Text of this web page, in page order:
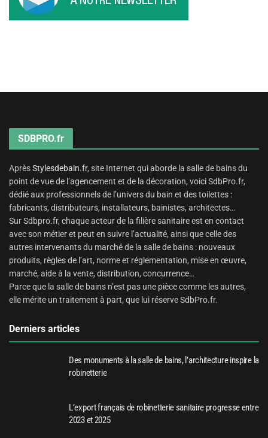
SDBPRO.fr
AprèsStylesdebain.fr, site Internet qui aborde la salle de bains du
point de vue de l’agencement et de la décoration, voici SdbPro.fr,
dédié aux professionnels de l’univers du bain et des toilettes :
fabricants, distributeurs, installateurs, bainistes, architectes…
Sur Sdbpro.fr, chaque acteur de la filière sanitaire est en contact
avec son métier et peut en suivre l’actualité, ainsi que celle des
autres intervenants du marché de la salle de bains : nouveaux
produits, règles de l’art, norme et réglementation, mise en œuvre,
marché, aide à la vente, distribution, concurrence…
Parce que la salle de bains n’est pas une pièce comme les autres,
elle mérite un traitement à part, que lui réserve SdbPro.fr.
Derniers articles
Des monuments à la salle de bains, l’architecture inspire la
robinetterie
L’export français de robinetterie sanitaire progresse entre
2023 et 2025